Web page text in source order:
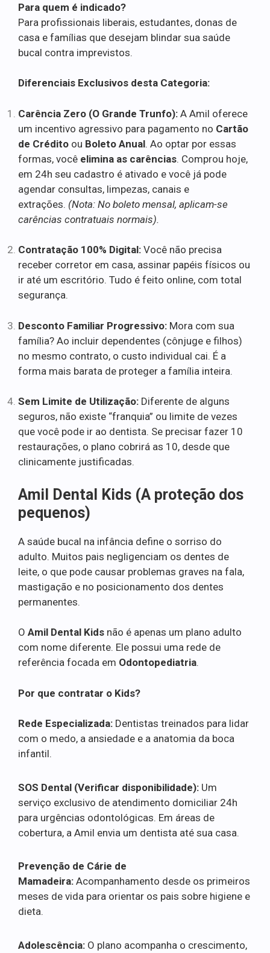
Para quem é indicado?
Para profissionais liberais, estudantes, donas de
casa e famílias que desejam blindar sua saúde
bucal contra imprevistos.
Diferenciais Exclusivos desta Categoria:
Carência Zero (O Grande Trunfo): A Amil oferece
um incentivo agressivo para pagamento no Cartão
de Crédito ou Boleto Anual. Ao optar por essas
formas, você elimina as carências. Comprou hoje,
em 24h seu cadastro é ativado e você já pode
agendar consultas, limpezas, canais e
extrações. (Nota: No boleto mensal, aplicam-se
carências contratuais normais).
Contratação 100% Digital: Você não precisa
receber corretor em casa, assinar papéis físicos ou
ir até um escritório. Tudo é feito online, com total
segurança.
Desconto Familiar Progressivo: Mora com sua
família? Ao incluir dependentes (cônjuge e filhos)
no mesmo contrato, o custo individual cai. É a
forma mais barata de proteger a família inteira.
Sem Limite de Utilização: Diferente de alguns
seguros, não existe “franquia” ou limite de vezes
que você pode ir ao dentista. Se precisar fazer 10
restaurações, o plano cobrirá as 10, desde que
clinicamente justificadas.
Amil Dental Kids (A proteção dos
pequenos)
A saúde bucal na infância define o sorriso do
adulto. Muitos pais negligenciam os dentes de
leite, o que pode causar problemas graves na fala,
mastigação e no posicionamento dos dentes
permanentes.
O Amil Dental Kids não é apenas um plano adulto
com nome diferente. Ele possui uma rede de
referência focada em Odontopediatria.
Por que contratar o Kids?
Rede Especializada: Dentistas treinados para lidar
com o medo, a ansiedade e a anatomia da boca
infantil.
SOS Dental (Verificar disponibilidade): Um
serviço exclusivo de atendimento domiciliar 24h
para urgências odontológicas. Em áreas de
cobertura, a Amil envia um dentista até sua casa.
Prevenção de Cárie de
Mamadeira: Acompanhamento desde os primeiros
meses de vida para orientar os pais sobre higiene e
dieta.
Adolescência: O plano acompanha o crescimento,